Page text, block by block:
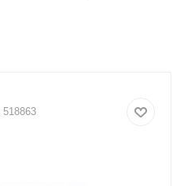
518863